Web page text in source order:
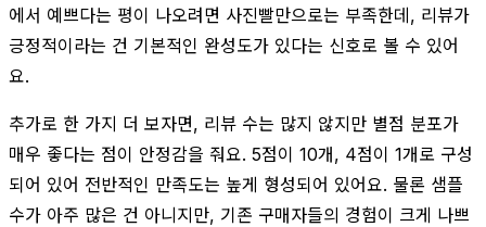
에서 예쁘다는 평이 나오려면 사진빨만으로는 부족한데, 리뷰가
긍정적이라는 건 기본적인 완성도가 있다는 신호로 볼 수 있어
요.
추가로 한 가지 더 보자면, 리뷰 수는 많지 않지만 별점 분포가
매우 좋다는 점이 안정감을 줘요. 5점이 10개, 4점이 1개로 구성
되어 있어 전반적인 만족도는 높게 형성되어 있어요. 물론 샘플
수가 아주 많은 건 아니지만, 기존 구매자들의 경험이 크게 나쁘